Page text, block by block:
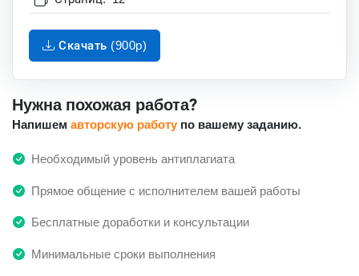
Скачать (900p)
Нужна похожая работа?
Напишем авторскую работу по вашему заданию.
Необходимый уровень антиплагиата
Прямое общение с исполнителем вашей работы
Бесплатные доработки и консультации
Минимальные сроки выполнения